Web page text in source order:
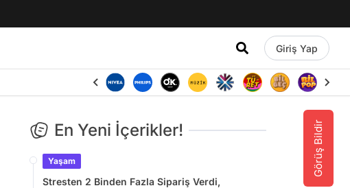
Giriş Yap
Görüş Bildir
En Yeni İçerikler!
Yaşam
Stresten 2 Binden Fazla Sipariş Verdi,